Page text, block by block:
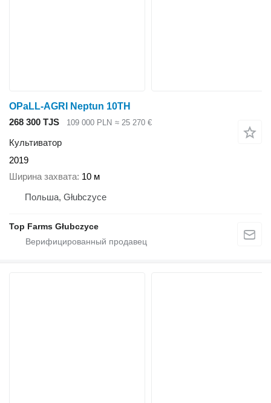
OPaLL-AGRI Neptun 10TH
268 300 TJS
109 000 PLN ≈ 25 270 €
Культиватор
2019
Ширина захвата 10 м
Польша, Głubczyce
Top Farms Głubczyce